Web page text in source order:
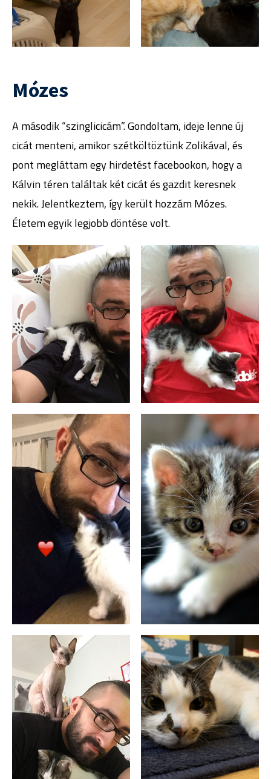
Mózes
A második “szinglicicám”. Gondoltam, ideje lenne új
cicát menteni, amikor szétköltöztünk Zolikával, és
pont megláttam egy hirdetést facebookon, hogy a
Kálvin téren találtak két cicát és gazdit keresnek
nekik. Jelentkeztem, így került hozzám Mózes.
Életem egyik legjobb döntése volt.